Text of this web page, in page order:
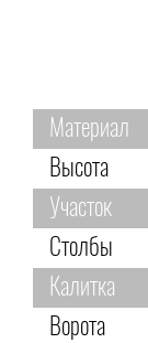
Материал
Высота
Участок
Столбы
Калитка
Ворота